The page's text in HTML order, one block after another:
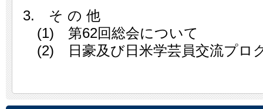
3. そ の 他
(1) 第62回総会について
(2) 日豪及び日米学芸員交流プロ